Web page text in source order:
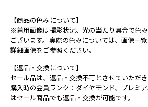
【商品の色みについて】
※着用画像は撮影状況、光の当たり具合で色
ございます。実際の色みについては、画像一
詳細画像をご参照ください。
【返品・交換について】
セール品は、返品・交換不可とさせていただき
購入時の会員ランク：ダイヤモンド、プレミ
はセール商品でも返品・交換が可能です。